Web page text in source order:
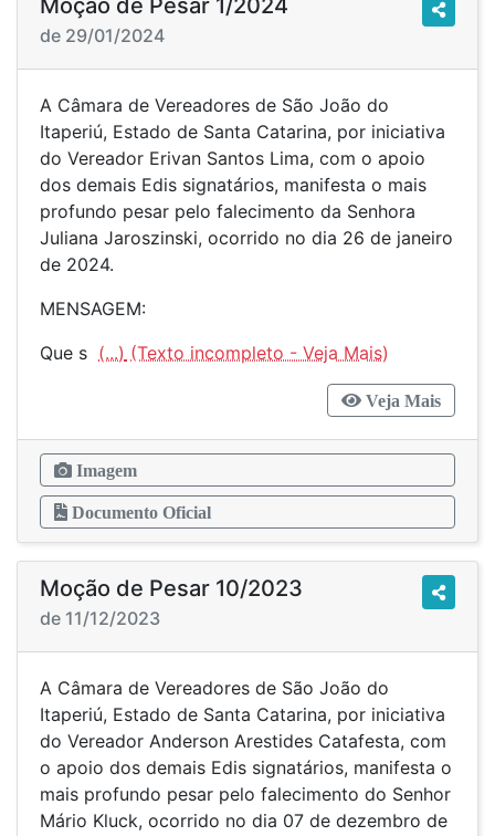
Moção de Pesar 1/2024
de 29/01/2024
A Câmara de Vereadores de São João do
Itaperiú, Estado de Santa Catarina, por iniciativa
do Vereador Erivan Santos Lima, com o apoio
dos demais Edis signatários, manifesta o mais
profundo pesar pelo falecimento da Senhora
Juliana Jaroszinski, ocorrido no dia 26 de janeiro
de 2024.
MENSAGEM:
Que s (...)
Veja Mais
Imagem
Documento Oficial
Moção de Pesar 10/2023
de 11/12/2023
A Câmara de Vereadores de São João do
Itaperiú, Estado de Santa Catarina, por iniciativa
do Vereador Anderson Arestides Catafesta, com
o apoio dos demais Edis signatários, manifesta o
mais profundo pesar pelo falecimento do Senhor
Mário Kluck, ocorrido no dia 07 de dezembro de